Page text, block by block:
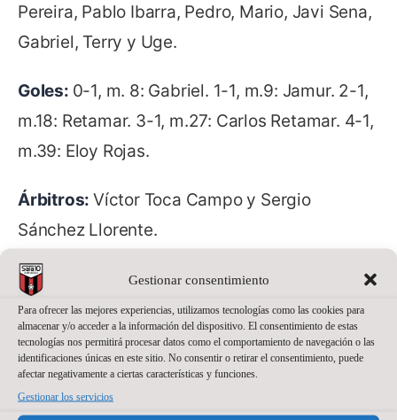
Gestionar consentimiento
Para ofrecer las mejores experiencias, utilizamos tecnologías como las cookies para
almacenar y/o acceder a la información del dispositivo. El consentimiento de estas
tecnologías nos permitirá procesar datos como el comportamiento de navegación o las
identificaciones únicas en este sitio. No consentir o retirar el consentimiento, puede
afectar negativamente a ciertas características y funciones.
Gestionar los servicios
Pereira, Pablo Ibarra, Pedro, Mario, Javi Sena,
Gabriel, Terry y Uge.
Goles: 0-1, m. 8: Gabriel. 1-1, m.9: Jamur. 2-1,
m.18: Retamar. 3-1, m.27: Carlos Retamar. 4-1,
m.39: Eloy Rojas.
Árbitros: Víctor Toca Campo y Sergio
Sánchez Llorente.
Tarjetas:
Amonestaron a los locales: Óscar
Villanueva, Dian Luka, Juanqui. Y a los
visitantes: Pablo Ibarra, Javi Sana, Pedro,
David.